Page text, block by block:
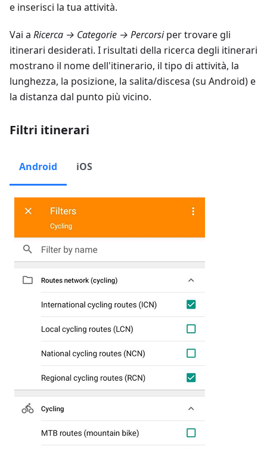
e inserisci la tua attività.
Vai a Ricerca → Categorie → Percorsiper trovare gli
itinerari desiderati. I risultati della ricerca degli itinerari
mostrano il nome dell'itinerario, il tipo di attività, la
lunghezza, la posizione, la salita/discesa (su Android) e
la distanza dal punto più vicino.
Filtri itinerari
Android iOS